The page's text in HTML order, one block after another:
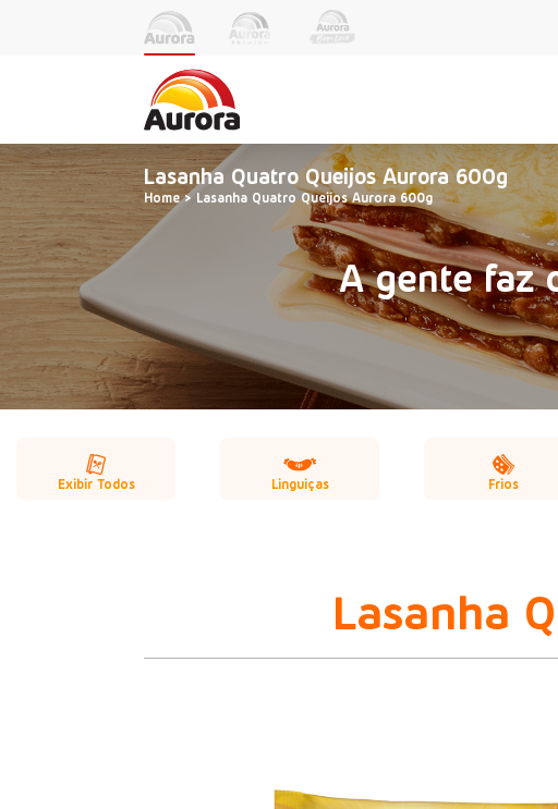
Lasanha Quatro Queijos Aurora 600g
Home Lasanha Quatro Queijos Aurora 600g
A gente faz
Exibir Todos Linguiças Frios
Lasanha